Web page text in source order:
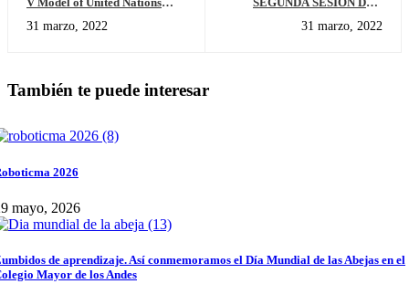
31 marzo, 2022
PREVENCIÓN AL ACOSO
31 marzo, 2022
También te puede interesar
2026
mayo, 2026
de aprendizaje. Así conmemoramos el Día Mundial de las Abejas en el
Mayor de los Andes